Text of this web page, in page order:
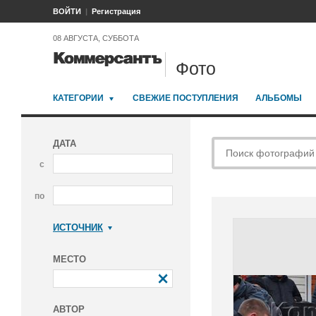
ВОЙТИ Регистрация
08 АВГУСТА, СУББОТА
Фото
КАТЕГОРИИ СВЕЖИЕ ПОСТУПЛЕНИЯ АЛЬБОМЫ
ДАТА
с
по
ИСТОЧНИК
МЕСТО
АВТОР